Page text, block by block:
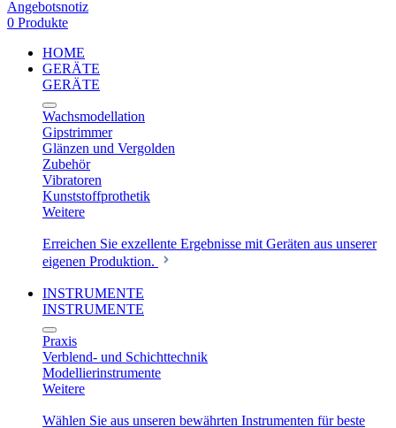
Angebotsnotiz
0 Produkte
HOME
GERÄTE
GERÄTE
Wachsmodellation
Gipstrimmer
Glänzen und Vergolden
Zubehör
Vibratoren
Kunststoffprothetik
Weitere
Erreichen Sie exzellente Ergebnisse mit Geräten aus unserer
eigenen Produktion.
INSTRUMENTE
INSTRUMENTE
Praxis
Verblend- und Schichttechnik
Modellierinstrumente
Weitere
Wählen Sie aus unseren bewährten Instrumenten für beste